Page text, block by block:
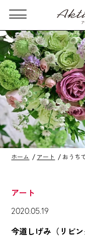
ホーム アート おうち
アート
2020.05.19
今道しげみ（リビ